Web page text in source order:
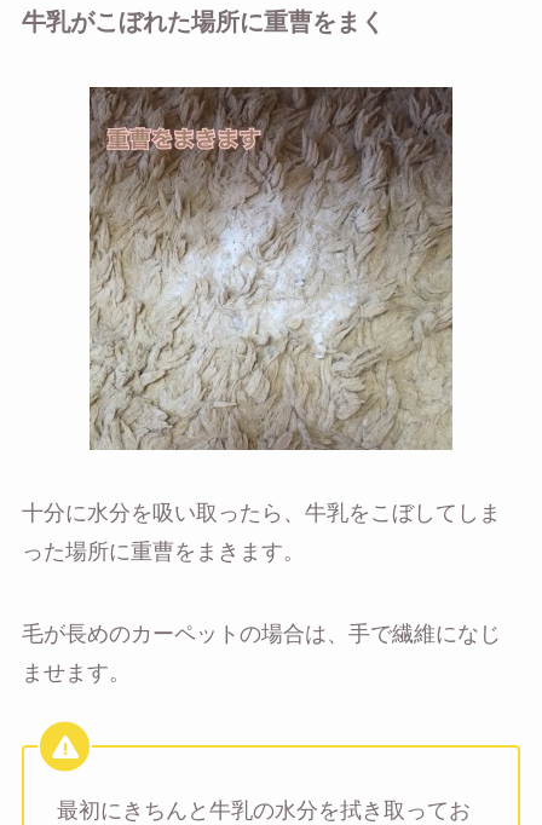
牛乳がこぼれた場所に重曹をまく
十分に水分を吸い取ったら、牛乳をこぼしてしま
った場所に重曹をまきます。
毛が長めのカーペットの場合は、手で繊維になじ
ませます。
最初にきちんと牛乳の水分を拭き取ってお